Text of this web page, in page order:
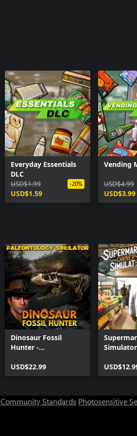
Everyday Essentials
DLC
USD$1.99
USD$1.59
-20%
Vending
USD$4.99
USD$3.99
Dinosaur Fossil
Hunter -
Simulator
USD$22.99
Community Standards Photosensitive